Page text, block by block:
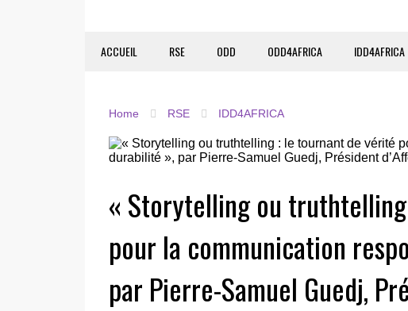
ACCUEIL RSE ODD ODD4AFRICA IDD4AFRICA
Home RSE IDD4AFRICA
« Storytelling ou
pour la communication
par Pierre-Samuel Guedj,